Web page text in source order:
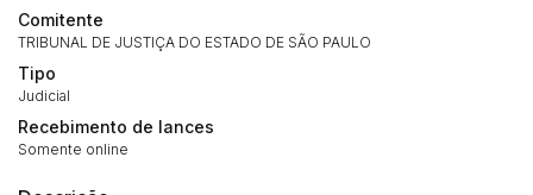
Comitente
TRIBUNAL DE JUSTIÇA DO ESTADO DE SÃO PAULO
Tipo
Judicial
Recebimento de lances
Somente online
(Art. 895, CPC)
Histórico de Propostas
14/04/2025 18:43:11
Habilite-se para efetuar lances ou
propostas